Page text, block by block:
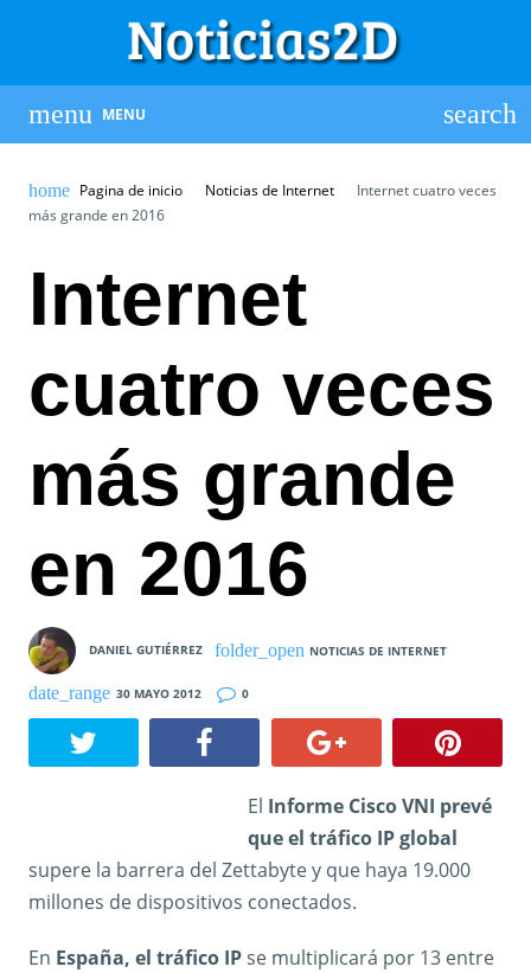
MENU
Pagina de inicio Noticias de Internet
Internet cuatro veces
más grande en 2016
Internet
cuatro veces
más grande
en 2016
DANIEL GUTIÉRREZ NOTICIAS DE INTERNET
30 MAYO 2012 0
El Informe Cisco VNI prevé
que el tráfico IP global
supere la barrera del Zettabyte y que haya 19.000
millones de dispositivos conectados.
En España, el tráfico IPse multiplicará por 13 entre